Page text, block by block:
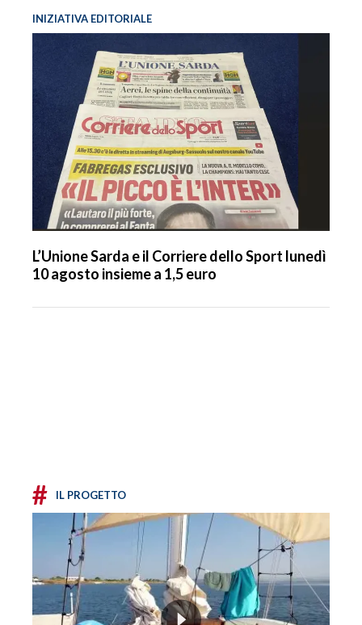
INIZIATIVA EDITORIALE
L’Unione Sarda e il Corriere dello Sport lunedì
10 agosto insieme a 1,5 euro
# IL PROGETTO